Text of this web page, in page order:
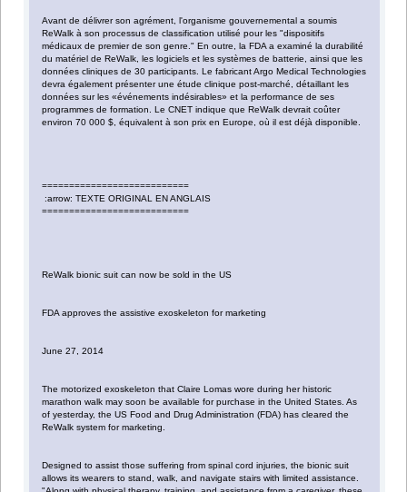
Avant de délivrer son agrément, l'organisme gouvernemental a soumis
ReWalk à son processus de classification utilisé pour les "dispositifs
médicaux de premier de son genre." En outre, la FDA a examiné la durabilité
du matériel de ReWalk, les logiciels et les systèmes de batterie, ainsi que les
données cliniques de 30 participants. Le fabricant Argo Medical Technologies
devra également présenter une étude clinique post-marché, détaillant les
données sur les «événements indésirables» et la performance de ses
programmes de formation. Le CNET indique que ReWalk devrait coûter
environ 70 000 $, équivalent à son prix en Europe, où il est déjà disponible.
===========================
:arrow: TEXTE ORIGINAL EN ANGLAIS
===========================
ReWalk bionic suit can now be sold in the US
FDA approves the assistive exoskeleton for marketing
June 27, 2014
The motorized exoskeleton that Claire Lomas wore during her historic
marathon walk may soon be available for purchase in the United States. As
of yesterday, the US Food and Drug Administration (FDA) has cleared the
ReWalk system for marketing.
Designed to assist those suffering from spinal cord injuries, the bionic suit
allows its wearers to stand, walk, and navigate stairs with limited assistance.